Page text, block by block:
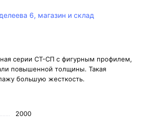
6, магазин и склад
серии СТ-СП с фигурным профилем,
повышенной толщины. Такая
большую жесткость.
2000